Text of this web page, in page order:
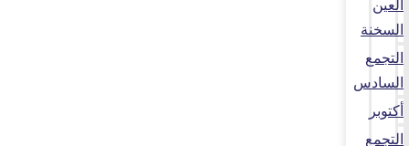
السخنة
التجمع
السادس
أكتوبر
التجمع